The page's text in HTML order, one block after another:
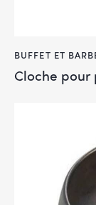
BUFFET ET
Cloche